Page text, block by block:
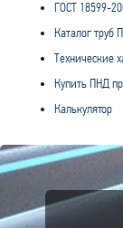
ГОСТ 18599-
Каталог труб
Технические
Купить ПНД
Калькулятор